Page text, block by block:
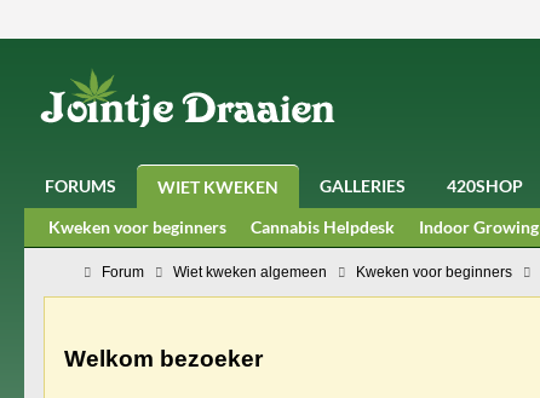
FORUMS WIET KWEKEN GALLERIES
420SHOP
Kweken voor beginners
Cannabis Helpdesk Indoor Growing
Forum Wiet kweken algemeen Kweken voor beginners
Welkom bezoeker